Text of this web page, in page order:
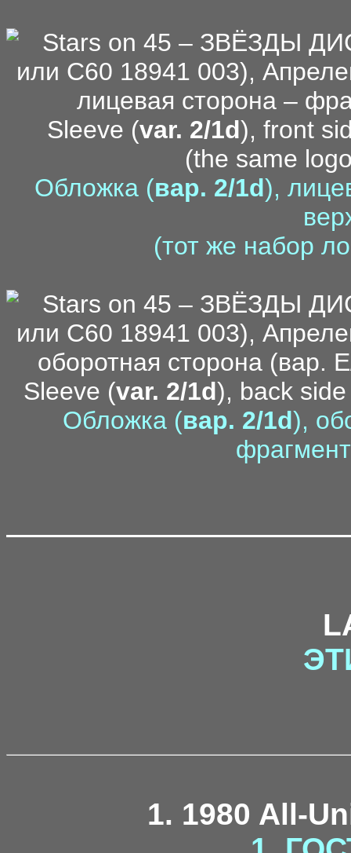
Sleeve (var. 2/1d), front
(the same
Обложка (вар. 2/1d),
(тот же набор
Sleeve (var. 2/1d), back
Обложка (вар. 2/1d),
1. 1980 All-